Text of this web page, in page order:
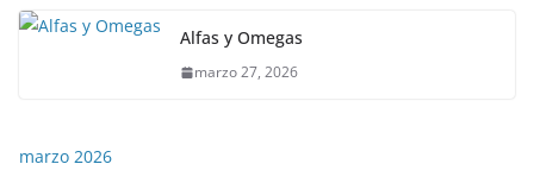
Alfas y Omegas
marzo 27, 2026
marzo 2026